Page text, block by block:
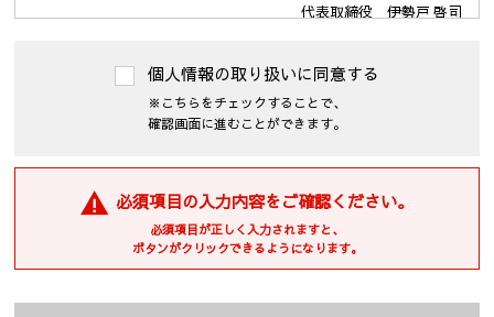
代表取締役 伊勢戸 啓司
当社が保有するお客様の個人情報は、次の目的のために利用させ
(1)・不動産の売買については「不動産物件の紹介及び付随する売買
絡、賃貸借契約、保証契約、保証委託契約、管理委託契約、そ
れらに付随する契約の締結、仲介、履行、及び契約管理、契約
後の運営管理、アフターサービス等の実施、解約・退去精算業
務、転居後の連絡」
個人情報の取り扱いに同意する
※こちらをチェックすることで、
確認画面に進むことができます。
必須項目の入力内容をご確認ください。
必須項目が正しく入力されますと、
ボタンがクリックできるようになります。